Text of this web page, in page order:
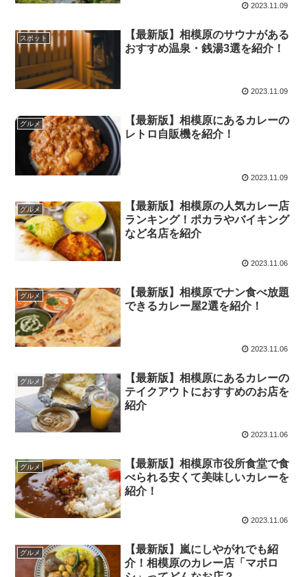
2023.11.09
スポット
【最新版】相模原のサウナがある
おすすめ温泉・銭湯3選を紹介！
2023.11.09
グルメ
【最新版】相模原にあるカレーの
レトロ自販機を紹介！
2023.11.09
グルメ
【最新版】相模原の人気カレー店
ランキング！ポカラやバイキング
など名店を紹介
2023.11.06
グルメ
【最新版】相模原でナン食べ放題
できるカレー屋2選を紹介！
2023.11.06
グルメ
【最新版】相模原にあるカレーの
テイクアウトにおすすめのお店を
紹介
2023.11.06
グルメ
【最新版】相模原市役所食堂で食
べられる安くて美味しいカレーを
紹介！
2023.11.06
グルメ
【最新版】嵐にしやがれでも紹
介！相模原のカレー店「マボロ